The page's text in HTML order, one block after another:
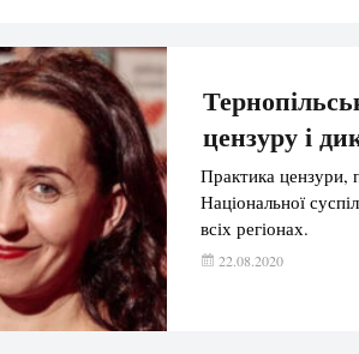
цензуру і
Практика цензури,
Національної
всіх регіонах.
22.08.2020